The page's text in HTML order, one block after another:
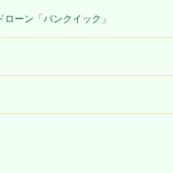
ーン「バンクイック」